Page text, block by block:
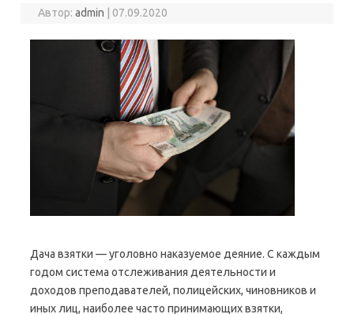
Автор:admin 07.09.2020
Дача взятки — уголовно наказуемое деяние. С каждым
годом система отслеживания деятельности и
доходов преподавателей, полицейских, чиновников и
иных лиц, наиболее часто принимающих взятки,